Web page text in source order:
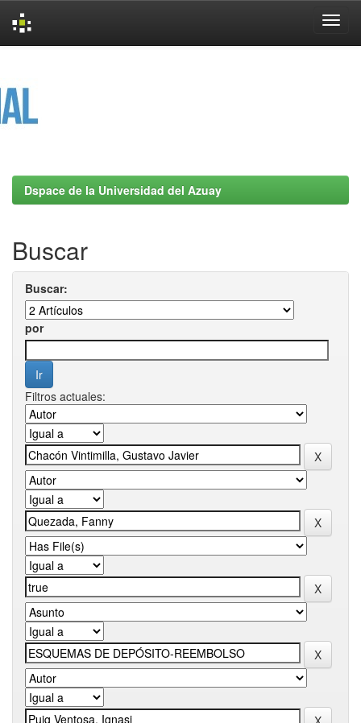
Dspace de la Universidad del Azuay
Buscar
Buscar:
por
Filtros actuales: